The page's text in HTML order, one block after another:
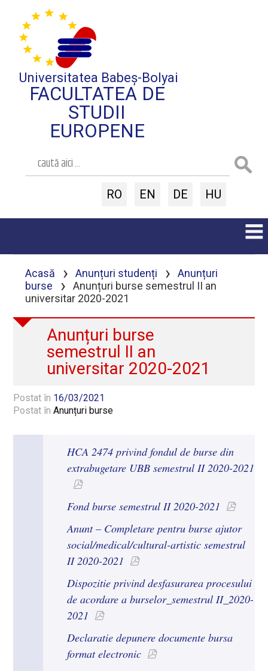
Universitatea Babeș-Bolyai
FACULTATEA DE
STUDII
EUROPENE
RO EN DE HU
Acasă › Anunțuri studenți ›
Anunțuri
burse
›
Anunțuri burse semestrul II an
universitar 2020-2021
Anunțuri burse
semestrul II an
universitar 2020-2021
Postat în 16/03/2021
Postat înAnunțuri burse
HCA 2474 privind fondul de burse din
extrabugetare UBB semestrul II 2020-2021
Fond burse semestrul II 2020-2021
Anunt – Completare pentru burse ajutor
social/medical/cultural-artistic semestrul
II 2020-2021
Dispozitie privind desfasurarea procesului
de acordare a burselor_semestrul II_2020-
2021
Declaratie depunere documente bursa
format electronic